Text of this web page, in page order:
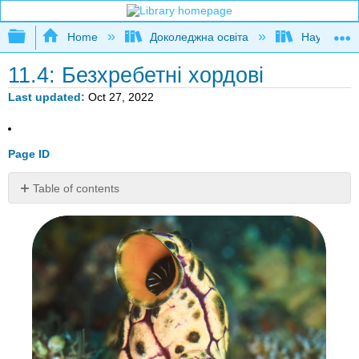
Expand/collapse global hierarchy
Home Доколеджна освіта Наука і
11.4: Безхребетні хордові
Last updated Oct 27, 2022
Page ID
Table of contents
повірили,
що
тварина
їсть
власний
мозок?